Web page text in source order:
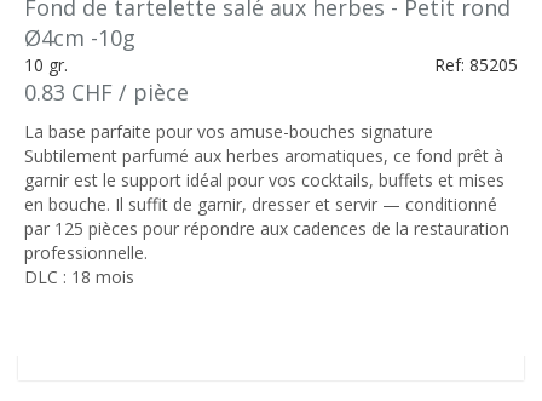
Fond de tartelette salé aux herbes - Petit rond
Ø4cm -10g
10 gr. Ref: 85205
0.83 CHF / pièce
La base parfaite pour vos amuse-bouches signature
Subtilement parfumé aux herbes aromatiques, ce fond prêt à
garnir est le support idéal pour vos cocktails, buffets et mises
en bouche. Il suffit de garnir, dresser et servir — conditionné
par 125 pièces pour répondre aux cadences de la restauration
professionnelle.
DLC : 18 mois